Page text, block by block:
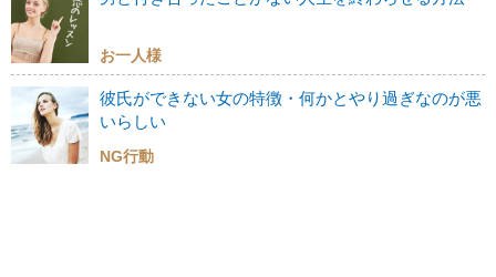
お一人様
彼氏ができない女の特徴・何かとやり過ぎなのが悪
いらしい
NG行動